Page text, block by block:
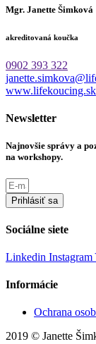
Mgr. Janette Šimková
akreditovaná koučka
0902 393 322
www.lifekoucing.sk
Newsletter
Najnovšie správy a
na workshopy.
Prihlásiť sa
Sociálne siete
Linkedin Instagram
Informácie
Ochrana
2019 © Janette